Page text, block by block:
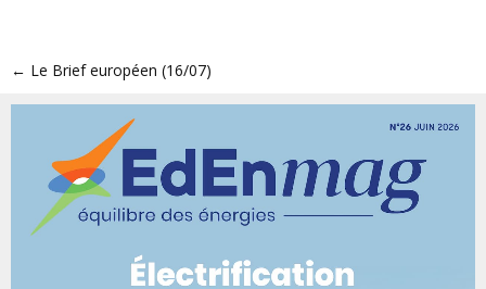
← Le Brief européen (16/07)